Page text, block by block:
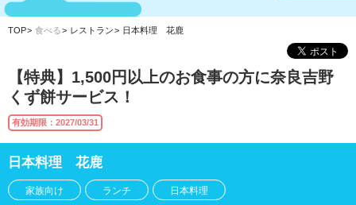
TOP 食べる レストラン 日本料理 花鹿
【特典】1,500円以上のお食事の方に奈良吉野
くず餅サービス！
有効期限：2027/03/31
日本料理 花鹿
家族向け ランチ 日本料理